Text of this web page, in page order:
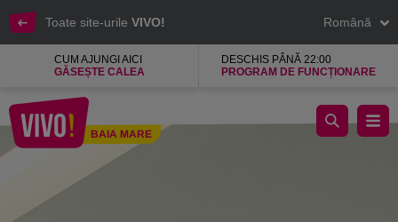
Toate site-urile VIVO! Română
CUM AJUNGI AICI
GĂSEȘTE CALEA
DESCHIS PÂNĂ 22:00
PROGRAM DE FUNCȚIONARE
BAIA MARE
Caffettivity, cafenea si coffeee lounge